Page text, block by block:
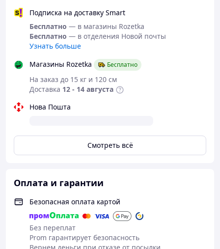
Подписка на доставку Smart
Бесплатно — в магазины Rozetka
Бесплатно — в отделения Новой почты
Узнать больше
Магазины Rozetka
Бесплатно
На заказ до 15 кг и 120 см
Доставка 12 - 14 августа
Нова Пошта
Смотреть всё
Оплата и гарантии
Безопасная оплата картой
Без переплат
Prom гарантирует безопасность